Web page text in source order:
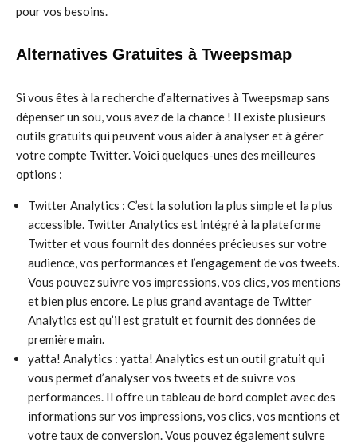
pour vos besoins.
Alternatives Gratuites à Tweepsmap
Si vous êtes à la recherche d’alternatives à Tweepsmap sans
dépenser un sou, vous avez de la chance ! Il existe plusieurs
outils gratuits qui peuvent vous aider à analyser et à gérer
votre compte Twitter. Voici quelques-unes des meilleures
options :
Twitter Analytics : C’est la solution la plus simple et la plus
accessible. Twitter Analytics est intégré à la plateforme
Twitter et vous fournit des données précieuses sur votre
audience, vos performances et l’engagement de vos tweets.
Vous pouvez suivre vos impressions, vos clics, vos mentions
et bien plus encore. Le plus grand avantage de Twitter
Analytics est qu’il est gratuit et fournit des données de
première main.
yatta! Analytics : yatta! Analytics est un outil gratuit qui
vous permet d’analyser vos tweets et de suivre vos
performances. Il offre un tableau de bord complet avec des
informations sur vos impressions, vos clics, vos mentions et
votre taux de conversion. Vous pouvez également suivre